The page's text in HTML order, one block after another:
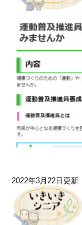
2022年3月22日更新